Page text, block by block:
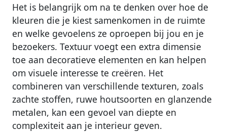
Het is belangrijk om na te denken over hoe de
kleuren die je kiest samenkomen in de ruimte
en welke gevoelens ze oproepen bij jou en je
bezoekers. Textuur voegt een extra dimensie
toe aan decoratieve elementen en kan helpen
om visuele interesse te creëren. Het
combineren van verschillende texturen, zoals
zachte stoffen, ruwe houtsoorten en glanzende
metalen, kan een gevoel van diepte en
complexiteit aan je interieur geven.